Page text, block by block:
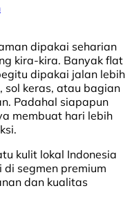
dipakai seharian
kira-kira. Banyak flat
dipakai jalan lebih
sol keras, atau bagian
Padahal siapapun
membuat hari lebih
kulit lokal Indonesia
segmen premium
dan kualitas